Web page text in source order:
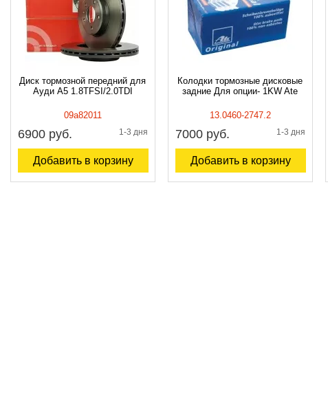
Диск тормозной передний для
Ауди A5 1.8TFSI/2.0TDI
09a82011
6900 руб. 1-3 дня
Добавить в корзину
Колодки тормозные дисковые
задние Для опции- 1KW Ate
13.0460-2747.2
7000 руб. 1-3 дня
Добавить в корзину